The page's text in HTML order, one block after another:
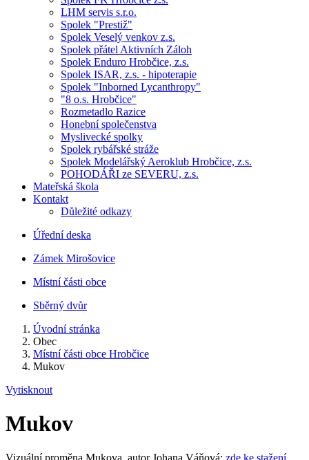
LHM servis s.r.o.
Spolek "Prestiž"
Spolek Veselý venkov z.s.
Spolek přátel Aktivních Záloh
Spolek Enduro Hrobčice, z.s.
Spolek ISAR, z.s. - hipoterapie
Spolek "Inborned Lycanthropy"
"8 o.s. Hrobčice"
Rozmetadlo Razice
Honební společenstva
Myslivecké spolky
Spolek rybářské stráže
Spolek Modelářský Aeroklub Hrobčice, z.s.
POHODÁŘI ze SEVERU, z.s.
Mateřská škola
Kontakt
Důležité odkazy
Úřední deska
Zámek Mirošovice
Místní části obce
Sběrný dvůr
Úvodní stránka
Obec
Místní části obce Hrobčice
Mukov
Vytisknout
Mukov
Vizuální proměna Mukova, autor Johana Váňová: zde ke stažení